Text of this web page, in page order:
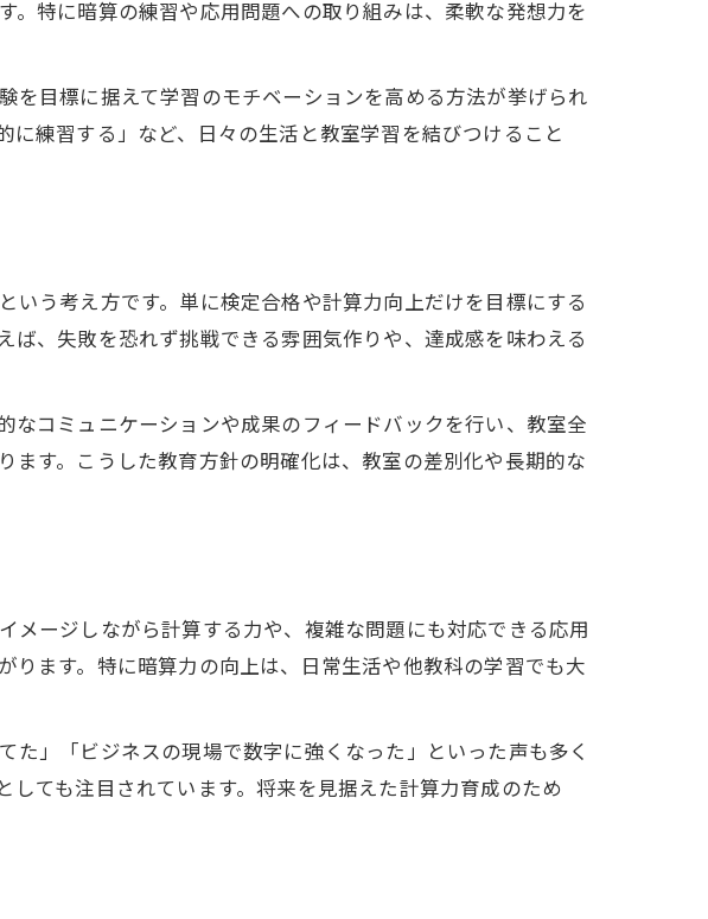
とその準備方法
得スケジュール
ポイント
化のポイント
客準備方法
特に暗算の練習や応用問題への取り組みは、柔軟な発想力を
を目標に据えて学習のモチベーションを高める方法が挙げられ
練習する」など、日々の生活と教室学習を結びつけること
う考え方です。単に検定合格や計算力向上だけを目標にする
、失敗を恐れず挑戦できる雰囲気作りや、達成感を味わえる
なコミュニケーションや成果のフィードバックを行い、教室全
す。こうした教育方針の明確化は、教室の差別化や長期的な
メージしながら計算する力や、複雑な問題にも対応できる応用
ます。特に暗算力の向上は、日常生活や他教科の学習でも大
」「ビジネスの現場で数字に強くなった」といった声も多く
ても注目されています。将来を見据えた計算力育成のため